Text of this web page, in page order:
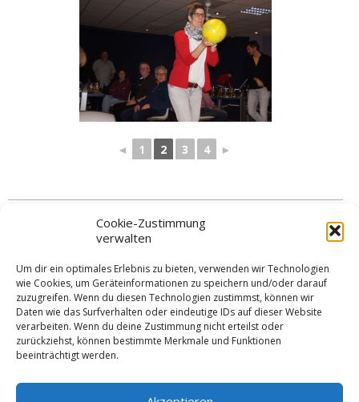
Cookie-Zustimmung
verwalten
Um dir ein optimales Erlebnis zu bieten, verwenden wir Technologien
wie Cookies, um Geräteinformationen zu speichern und/oder darauf
zuzugreifen. Wenn du diesen Technologien zustimmst, können wir
Daten wie das Surfverhalten oder eindeutige IDs auf dieser Website
verarbeiten. Wenn du deine Zustimmung nicht erteilst oder
zurückziehst, können bestimmte Merkmale und Funktionen
beeinträchtigt werden.
◄ 1 2 3 4 ►
Kategorien
Schlagworte
Bowling, Gemeinschaft,Sport im Winter, Tradition
Schreibe einen Kommentar